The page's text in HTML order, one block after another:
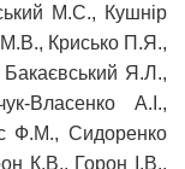
М.С., Кушнір
М.В., Крисько П.Я.,
Я.Л.,
Власенко А.І.,
Ф.М., Сидоренко
К.В., Горон І.В.,